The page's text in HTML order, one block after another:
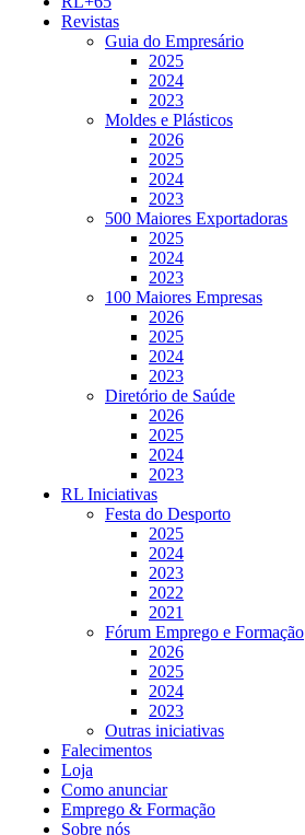
Revistas
Guia do Empresário
2025
2024
2023
Moldes e Plásticos
2026
2025
2024
2023
500 Maiores Exportadoras
2025
2024
2023
100 Maiores Empresas
2026
2025
2024
2023
Diretório de Saúde
2026
2025
2024
2023
RL Iniciativas
Festa do Desporto
2025
2024
2023
2022
2021
Fórum Emprego e Formação
2026
2025
2024
2023
Outras iniciativas
Falecimentos
Loja
Como anunciar
Emprego & Formação
Sobre nós